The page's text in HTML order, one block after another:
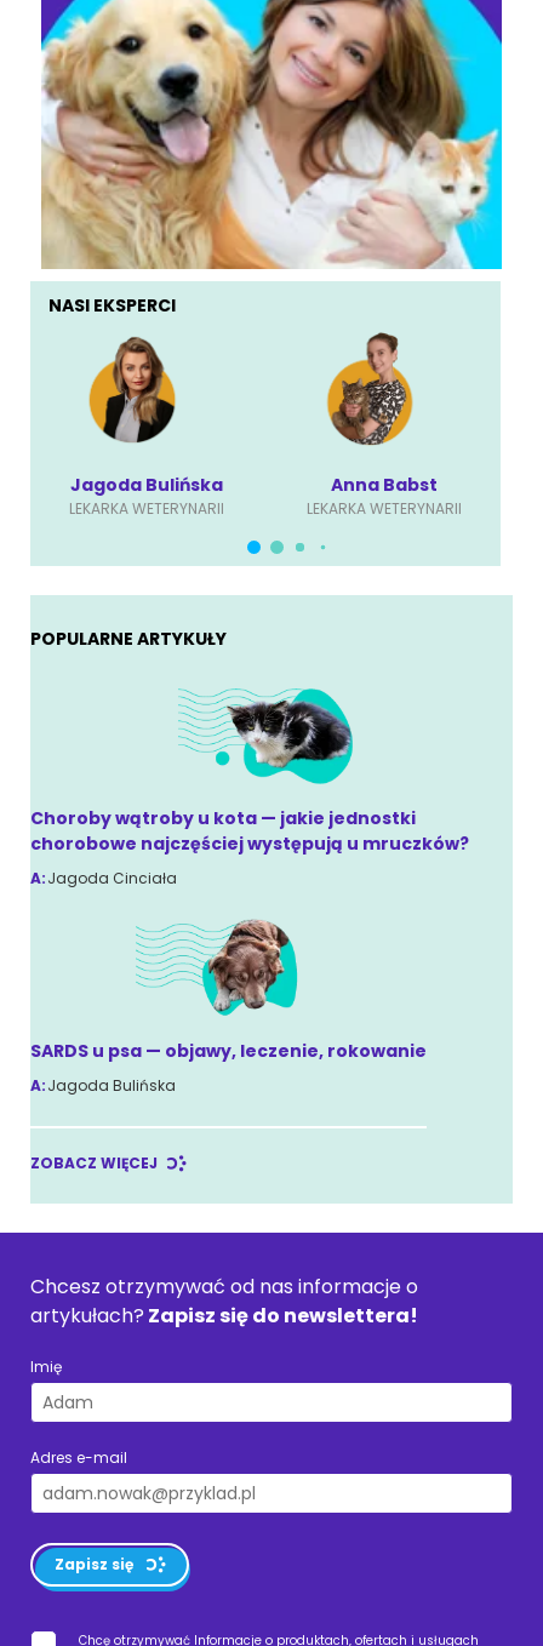
NASI EKSPERCI
Jagoda Bulińska
LEKARKA WETERYNARII
Anna Babst
LEKARKA WETERYNARII
POPULARNE ARTYKUŁY
Choroby wątroby u kota — jakie jednostki
chorobowe najczęściej występują u mruczków?
A:Jagoda Cinciała
SARDS u psa — objawy, leczenie, rokowanie
A:Jagoda Bulińska
ZOBACZ WIĘCEJ
Chcesz otrzymywać od nas informacje o
artykułach? Zapisz się do newslettera!
Imię
Adres e-mail
Zapisz się
Chcę otrzymywać Informacje o produktach, ofertach i usługach